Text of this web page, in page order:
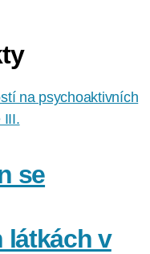
se
látkách v